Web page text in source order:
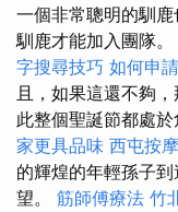
一個非常聰明的馴
馴鹿才能加入團隊。
字搜尋技巧 如何申
且，如果這還不夠
此整個聖誕節都處於
家更具品味 西屯按
的輝煌的年輕孫子
望。 筋師傅療法 竹